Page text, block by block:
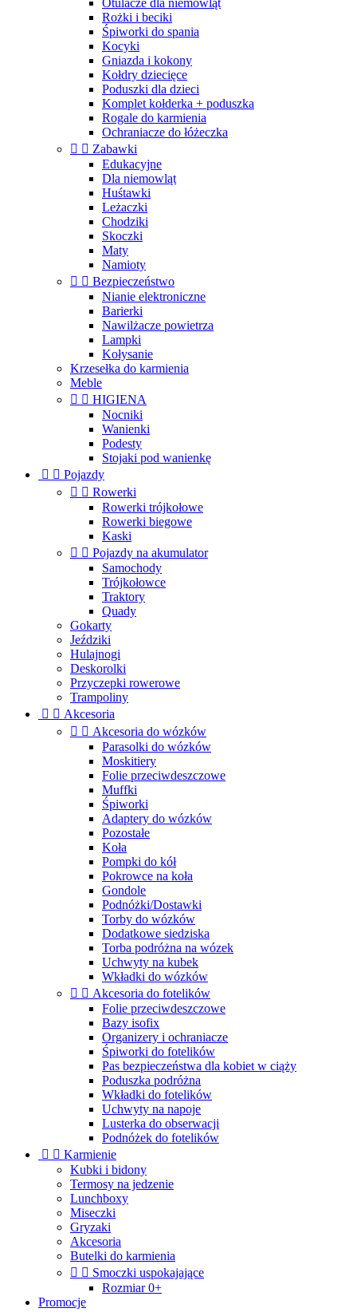
Otulacze dla niemowląt
Rożki i beciki
Śpiworki do spania
Kocyki
Gniazda i kokony
Kołdry dziecięce
Poduszki dla dzieci
Komplet kołderka + poduszka
Rogale do karmienia
Ochraniacze do łóżeczka
  Zabawki
Edukacyjne
Dla niemowląt
Huśtawki
Leżaczki
Chodziki
Skoczki
Maty
Namioty
  Bezpieczeństwo
Nianie elektroniczne
Barierki
Nawilżacze powietrza
Lampki
Kołysanie
Krzesełka do karmienia
Meble
  HIGIENA
Nocniki
Wanienki
Podesty
Stojaki pod wanienkę
  Pojazdy
  Rowerki
Rowerki trójkołowe
Rowerki biegowe
Kaski
  Pojazdy na akumulator
Samochody
Trójkołowce
Traktory
Quady
Gokarty
Jeździki
Hulajnogi
Deskorolki
Przyczepki rowerowe
Trampoliny
  Akcesoria
  Akcesoria do wózków
Parasolki do wózków
Moskitiery
Folie przeciwdeszczowe
Muffki
Śpiworki
Adaptery do wózków
Pozostałe
Koła
Pompki do kół
Pokrowce na koła
Gondole
Podnóżki/Dostawki
Torby do wózków
Dodatkowe siedziska
Torba podróżna na wózek
Uchwyty na kubek
Wkładki do wózków
  Akcesoria do fotelików
Folie przeciwdeszczowe
Bazy isofix
Organizery i ochraniacze
Śpiworki do fotelików
Pas bezpieczeństwa dla kobiet w ciąży
Poduszka podróżna
Wkładki do fotelików
Uchwyty na napoje
Lusterka do obserwacji
Podnóżek do fotelików
  Karmienie
Kubki i bidony
Termosy na jedzenie
Lunchboxy
Miseczki
Gryzaki
Akcesoria
Butelki do karmienia
  Smoczki uspokajające
Rozmiar 0+
Promocje